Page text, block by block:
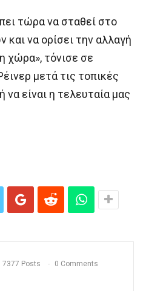
τώρα να σταθεί στο
να ορίσει την αλλαγή
χώρα», τόνισε σε
μετά τις τοπικές
να είναι η τελευταία μας
7377 Posts 0 Comments